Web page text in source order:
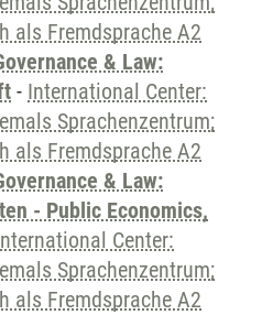
als Fremdsprache A2
& Law:
- International Center:
Sprachenzentrum;
als Fremdsprache A2
& Law:
- Public Economics,
Center:
Sprachenzentrum;
als Fremdsprache A2